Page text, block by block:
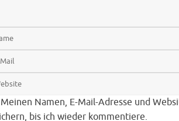
Meinen Namen, E-Mail-Adresse und
bis ich wieder kommentiere.